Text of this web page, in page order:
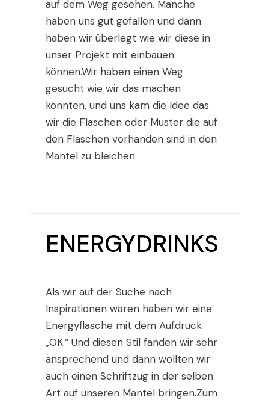
auf dem Weg gesehen. Manche
haben uns gut gefallen und dann
haben wir überlegt wie wir diese in
unser Projekt mit einbauen
können.Wir haben einen Weg
gesucht wie wir das machen
könnten, und uns kam die Idee das
wir die Flaschen oder Muster die auf
den Flaschen vorhanden sind in den
Mantel zu bleichen.
ENERGYDRINKS
Als wir auf der Suche nach
Inspirationen waren haben wir eine
Energyflasche mit dem Aufdruck
„OK.“ Und diesen Stil fanden wir sehr
ansprechend und dann wollten wir
auch einen Schriftzug in der selben
Art auf unseren Mantel bringen.Zum